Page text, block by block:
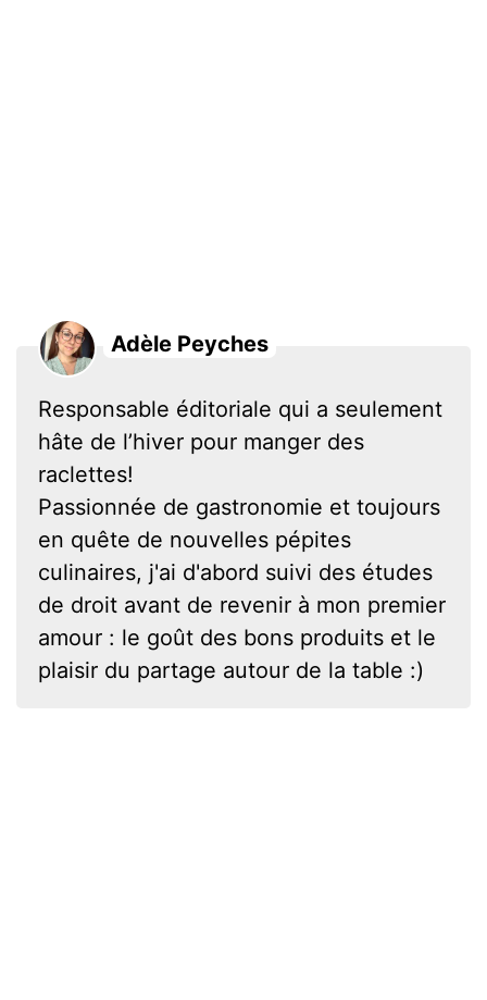
Adèle Peyches
Responsable éditoriale qui a seulement
hâte de l’hiver pour manger des
raclettes!
Passionnée de gastronomie et toujours
en quête de nouvelles pépites
culinaires, j'ai d'abord suivi des études
de droit avant de revenir à mon premier
amour : le goût des bons produits et le
plaisir du partage autour de la table :)